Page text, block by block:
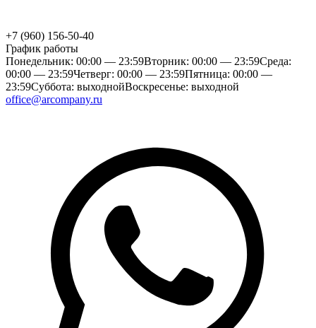
+7 (960) 156-50-40
График работы
Понедельник: 00:00 — 23:59Вторник: 00:00 — 23:59Среда:
00:00 — 23:59Четверг: 00:00 — 23:59Пятница: 00:00 —
23:59Суббота: выходнойВоскресенье: выходной
office@arcompany.ru